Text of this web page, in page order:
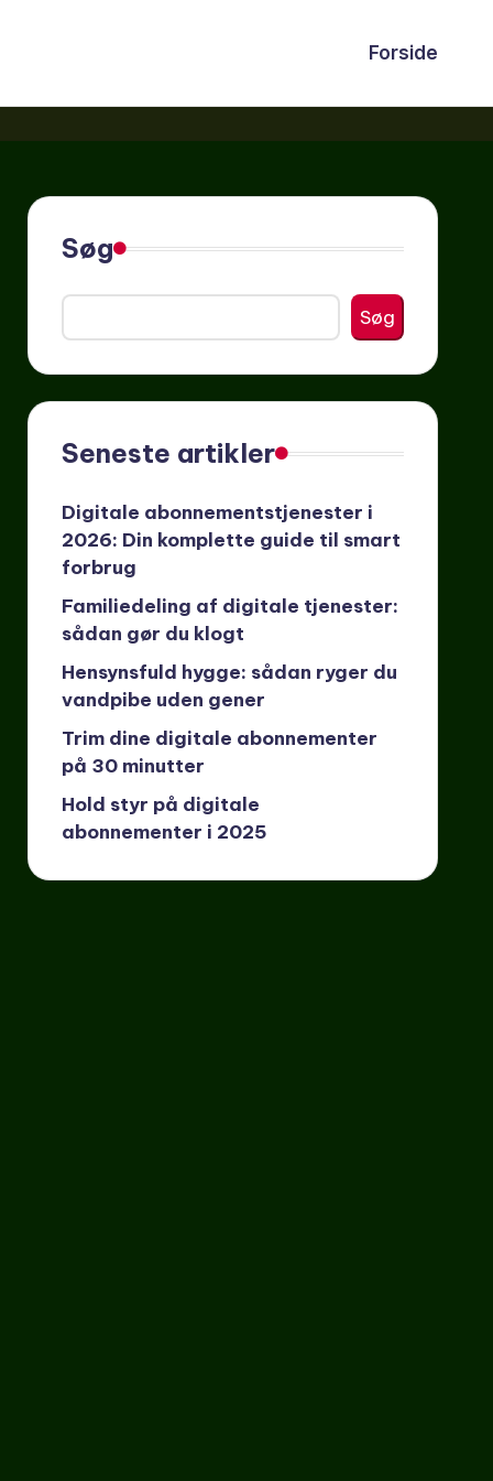
Forside
Søg
Søg
Seneste artikler
Digitale abonnementstjenester i
2026: Din komplette guide til smart
forbrug
Familiedeling af digitale tjenester:
sådan gør du klogt
Hensynsfuld hygge: sådan ryger du
vandpibe uden gener
Trim dine digitale abonnementer
på 30 minutter
Hold styr på digitale
abonnementer i 2025